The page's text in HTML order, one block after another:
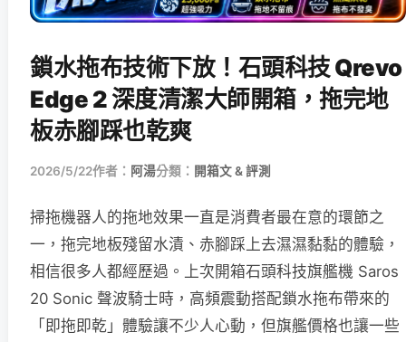
鎖水拖布技術下放！石頭科技 Qrevo
Edge 2 深度清潔大師開箱，拖完地
板赤腳踩也乾爽
2026/5/22作者： 阿湯分類： 開箱文 & 評測
掃拖機器人的拖地效果一直是消費者最在意的環節之
一，拖完地板殘留水漬、赤腳踩上去濕濕黏黏的體驗，
相信很多人都經歷過。上次開箱石頭科技旗艦機 Saros
20 Sonic 聲波騎士時，高頻震動搭配鎖水拖布帶來的
「即拖即乾」體驗讓不少人心動，但旗艦價格也讓一些